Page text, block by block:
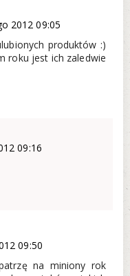
2012 09:05
produktów :)
roku jest ich zaledwie
09:16
09:50
na miniony rok